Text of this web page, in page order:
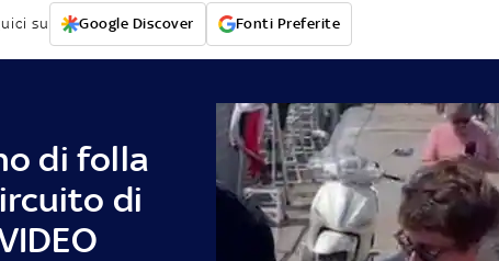
su Google Discover Fonti Preferite
di folla
di